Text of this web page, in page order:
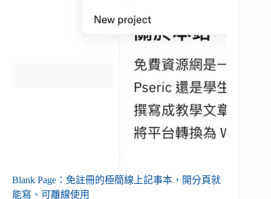
Blank Page：免註冊的極簡線上記事本，開分頁就
能寫、可離線使用